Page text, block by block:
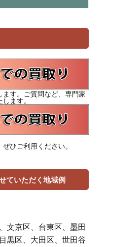
す。ご質問など、専門家
ます。
ひご利用ください。
ていただく地域例
文京区、台東区、墨田
黒区、大田区、世田谷